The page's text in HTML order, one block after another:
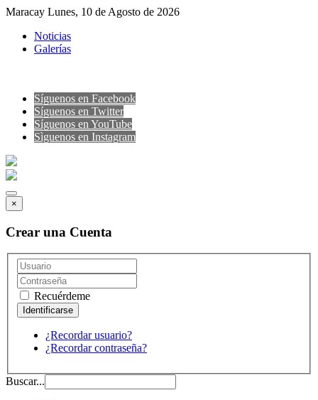
Maracay Lunes, 10 de Agosto de 2026
Noticias
Galerías
Síguenos en Facebook
Síguenos en Twitter
Síguenos en YouTube
Sìguenos en Instagram
×
Crear una Cuenta
Recuérdeme
¿Recordar usuario?
¿Recordar contraseña?
Buscar...